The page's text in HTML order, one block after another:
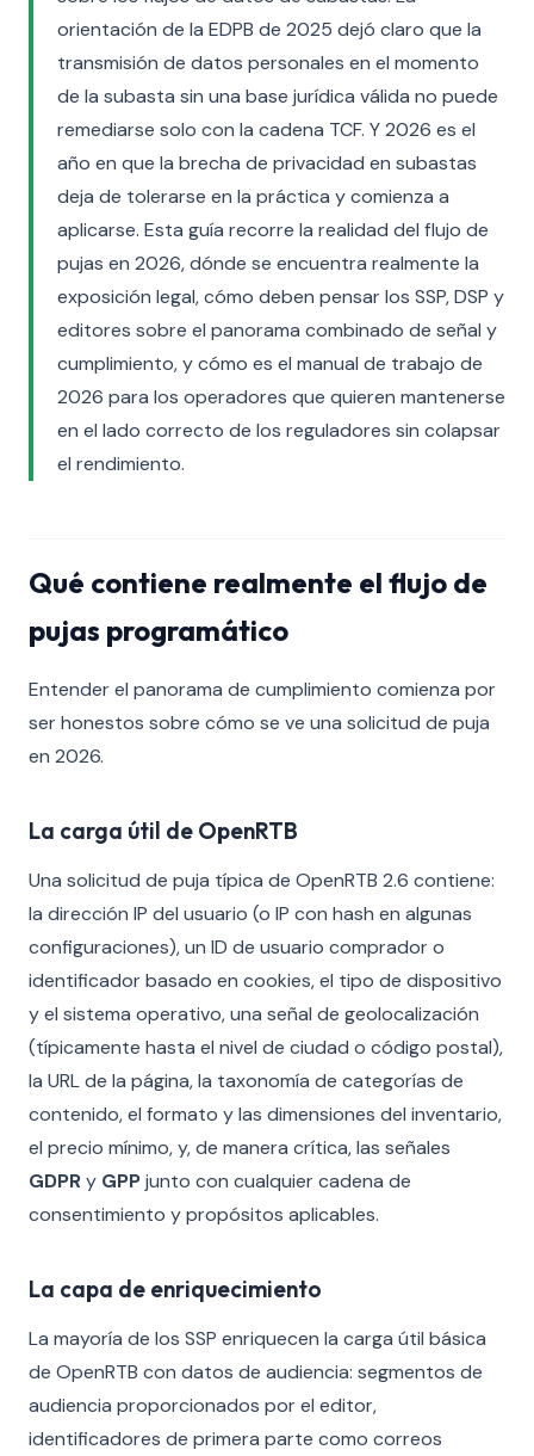
orientación de la EDPB de 2025 dejó claro que la
transmisión de datos personales en el momento
de la subasta sin una base jurídica válida no puede
remediarse solo con la cadena TCF. Y 2026 es el
año en que la brecha de privacidad en subastas
deja de tolerarse en la práctica y comienza a
aplicarse. Esta guía recorre la realidad del flujo de
pujas en 2026, dónde se encuentra realmente la
exposición legal, cómo deben pensar los SSP, DSP y
editores sobre el panorama combinado de señal y
cumplimiento, y cómo es el manual de trabajo de
2026 para los operadores que quieren mantenerse
en el lado correcto de los reguladores sin colapsar
el rendimiento.
Qué contiene realmente el flujo de
pujas programático
Entender el panorama de cumplimiento comienza por
ser honestos sobre cómo se ve una solicitud de puja
en 2026.
La carga útil de OpenRTB
Una solicitud de puja típica de OpenRTB 2.6 contiene:
la dirección IP del usuario (o IP con hash en algunas
configuraciones), un ID de usuario comprador o
identificador basado en cookies, el tipo de dispositivo
y el sistema operativo, una señal de geolocalización
(típicamente hasta el nivel de ciudad o código postal),
la URL de la página, la taxonomía de categorías de
contenido, el formato y las dimensiones del inventario,
el precio mínimo, y, de manera crítica, las señales
GDPRy GPPjunto con cualquier cadena de
consentimiento y propósitos aplicables.
La capa de enriquecimiento
La mayoría de los SSP enriquecen la carga útil básica
de OpenRTB con datos de audiencia: segmentos de
audiencia proporcionados por el editor,
identificadores de primera parte como correos